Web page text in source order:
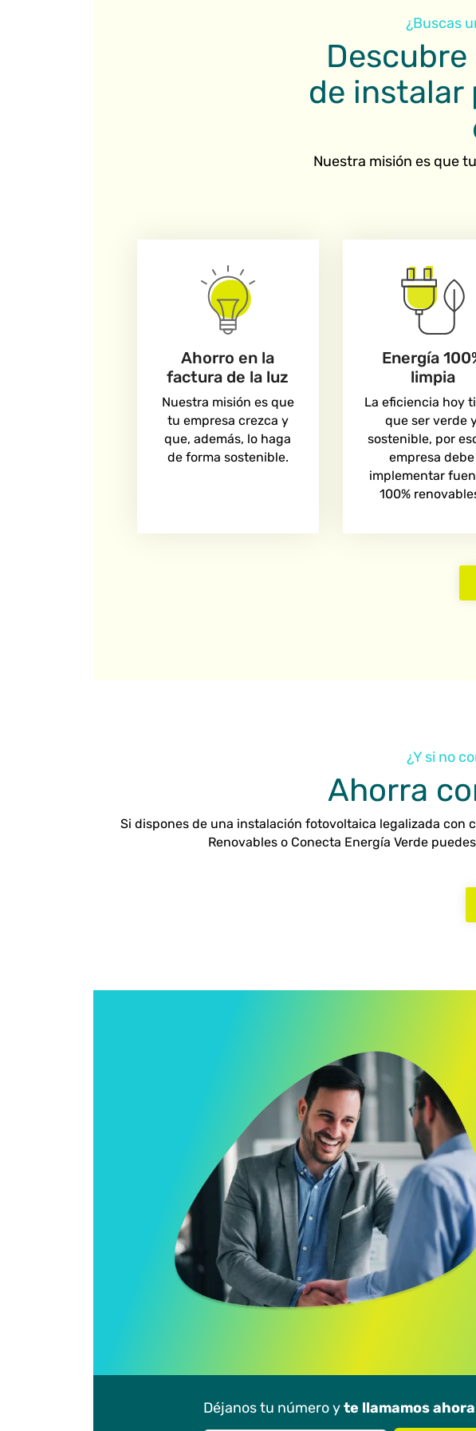
¿Buscas
de instalar
Nuestra misión es que
Ahorro en la
factura de la luz
Nuestra misión es que
tu empresa crezca y
que, además, lo haga
de forma sostenible.
Energía
limpia
La eficiencia hoy
que ser verde
sostenible, por
empresa debe
implementar
100%
¿Y si no
Ahorra
Si dispones de una instalación fotovoltaica legalizada
Renovables o Conecta Energía Verde
Déjanos tu número yte llamamos ahora